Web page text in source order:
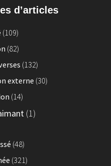
d’articles
(109)
(82)
(132)
externe (30)
(14)
(1)
(48)
(321)